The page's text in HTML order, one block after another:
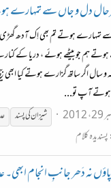
دل و جاں سے تمہارے
تمہارے ہوتے تم بھی اِک آدھ
ہم جو بیٹھے ہوئے ، دریا کے
سال اگر ساتھ گزارے ہوتے کیا ابھی
ہوتے آپ تو...
شیزان کی پسند
پسندیدہ کلام
نہ دَھر جانبِ انجام ابھی۔